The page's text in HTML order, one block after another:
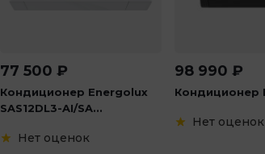
77 500 ₽
Кондиционер Energolux
SAS12DL3-AI/SA...
Нет оценок
98 990 ₽
Кондиционер
Нет оценок